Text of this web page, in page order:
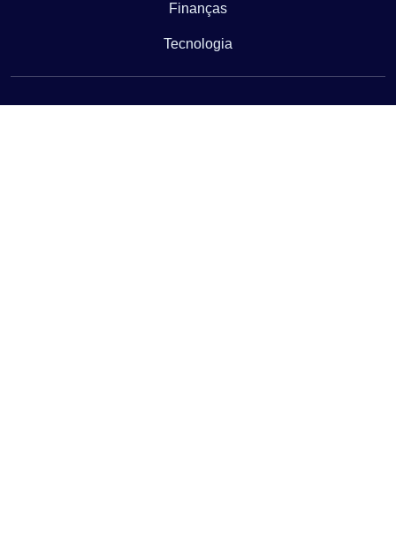
Finanças
Tecnologia